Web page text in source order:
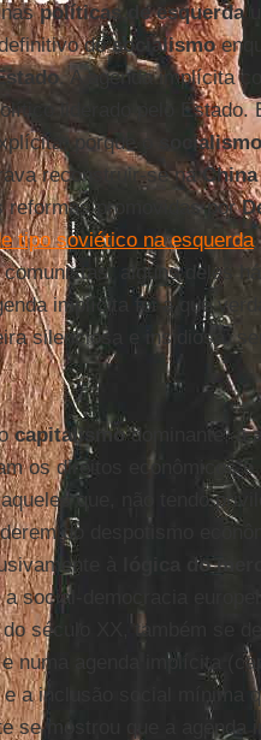
naspolíticas de esquerda
dosocialismo
. A agenda implícita
liderado pelo Estado.
porque o
reconstruir-se naChina
promovidas por
tipo soviético na esquerda
alguns deles
implícita foi a que
silenciosa e insidiosa,
capitalismodominante, a
os direitos econômicos e
que, não tendo
do despotismo
à lógica do
social-democracia
século XX, também se
numa agenda implícita
e a inclusão social mínima
se mostrou que a agenda